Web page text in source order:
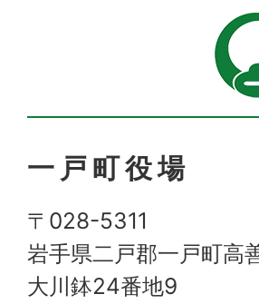
一戸町役場
〒028-5311
岩手県二戸郡一戸町高
大川鉢24番地9